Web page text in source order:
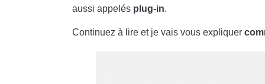
aussi appelés plug-in.
Continuez à lire et je vais vous expliquer